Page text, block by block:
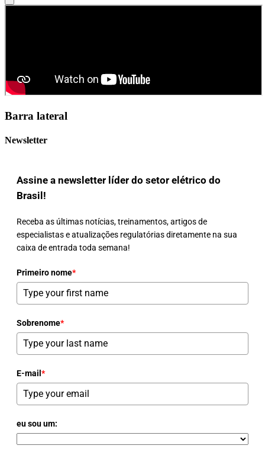
Barra lateral
Newsletter
Assine a newsletter líder do setor elétrico do
Brasil!
Receba as últimas notícias, treinamentos, artigos de
especialistas e atualizações regulatórias diretamente na sua
caixa de entrada toda semana!
Primeiro nome*
Sobrenome*
E-mail *
eu sou um: